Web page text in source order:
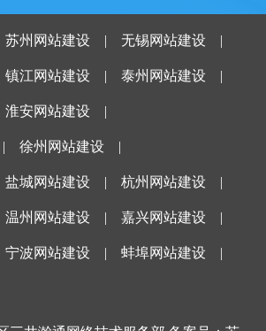
苏州网站建设 |无锡网站建设 |
镇江网站建设 |泰州网站建设 |
淮安网站建设 |
徐州网站建设 |
盐城网站建设 |杭州网站建设 |
温州网站建设 |嘉兴网站建设 |
宁波网站建设 |蚌埠网站建设 |